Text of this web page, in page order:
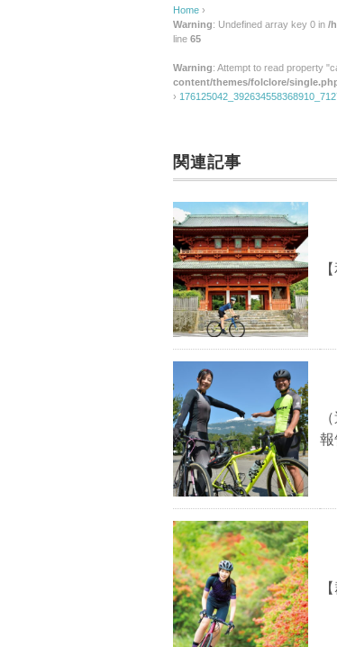
Home ›
Warning: Undefined array key 0 in /
line 65
Warning: Attempt to read property
content/themes/folclore/
›
関連記事